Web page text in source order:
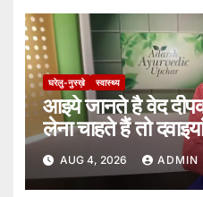
घरेलु-नुस्ख़े स्वास्थ्य
आइये जानते है वेद
लेना चाहते हैं तो
उपाय”
AUG 4, 2026 ADMIN